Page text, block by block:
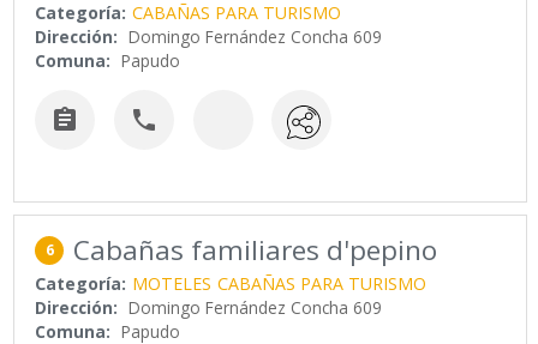
Categoría: CABAÑAS PARA TURISMO
Dirección: Domingo Fernández Concha 609
Comuna: Papudo
 
6 Cabañas familiares d'pepino
Categoría: MOTELES CABAÑAS PARA TURISMO
Dirección: Domingo Fernández Concha 609
Comuna: Papudo